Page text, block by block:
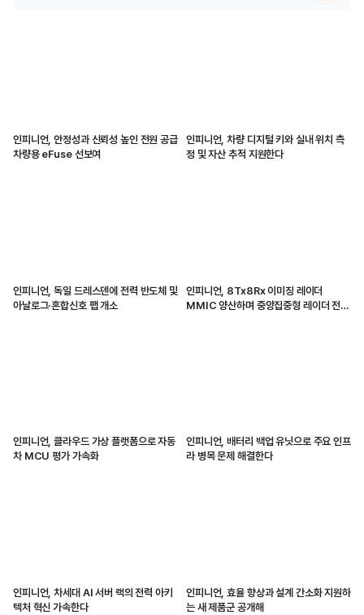
인피니언, 안정성과 신뢰성 높인 전원 공급
차량용 eFuse 선보여
인피니언, 차량 디지털 키와 실내 위치 측
정 및 자산 추적 지원한다
인피니언, 독일 드레스덴에 전력 반도체 및
아날로그·혼합신호 팹 개소
인피니언, 8Tx8Rx 이미징 레이더
MMIC 양산하며 중앙집중형 레이더 전환
인피니언, 클라우드 가상 플랫폼으로 자동
차 MCU 평가 가속화
인피니언, 배터리 백업 유닛으로 주요 인프
라 병목 문제 해결한다
인피니언, 차세대 AI 서버 랙의 전력 아키
텍처 혁신 가속한다
인피니언, 효율 향상과 설계 간소화 지원하
는 새 제품군 공개해